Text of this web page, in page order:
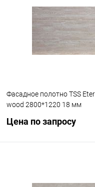
Фасадное полотно TSS
wood 2800*1220 18 мм
Цена по запросу